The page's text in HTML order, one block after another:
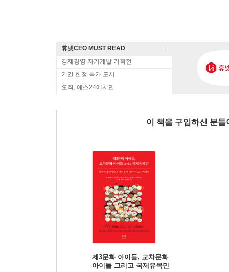
휴넷CEO MUST READ
경제경영 자기계발 기획전
기간 한정 특가 도서
오직, 예스24에서만
이 책을 구입하신 분
제3문화 아이들, 교차문화
아이들 그리고 국제유목민